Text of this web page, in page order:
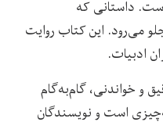
است. داستانی که
می‌‌رود. این کتاب روایت
ادبیات.
و خواندنی، گام‌به‌گام
است و نویسندگان